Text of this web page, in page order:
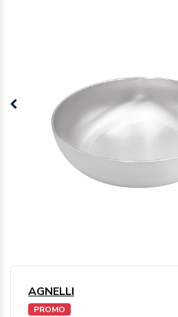
AGNELLI
PROMO